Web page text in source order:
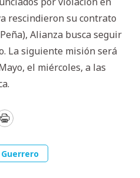
rescindieron su contrato
Alianza busca seguir
La siguiente misión será
el miércoles, a las
Print